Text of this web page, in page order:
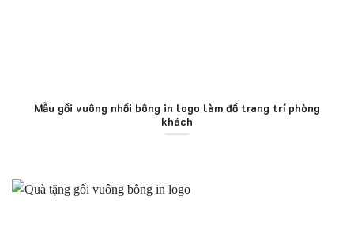
Mẫu gối vuông nhồi bông in logo làm đồ trang trí phòng
khách